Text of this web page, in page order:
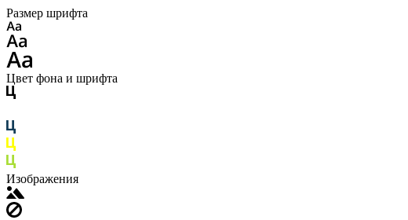
Размер шрифта
Цвет фона и шрифта
Изображения